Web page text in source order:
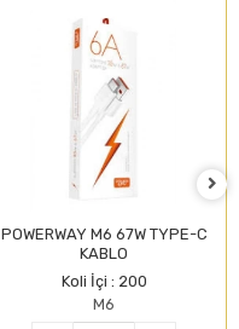
POWERWAY M6 67W TYPE-C
KABLO
Koli İçi : 200
M6